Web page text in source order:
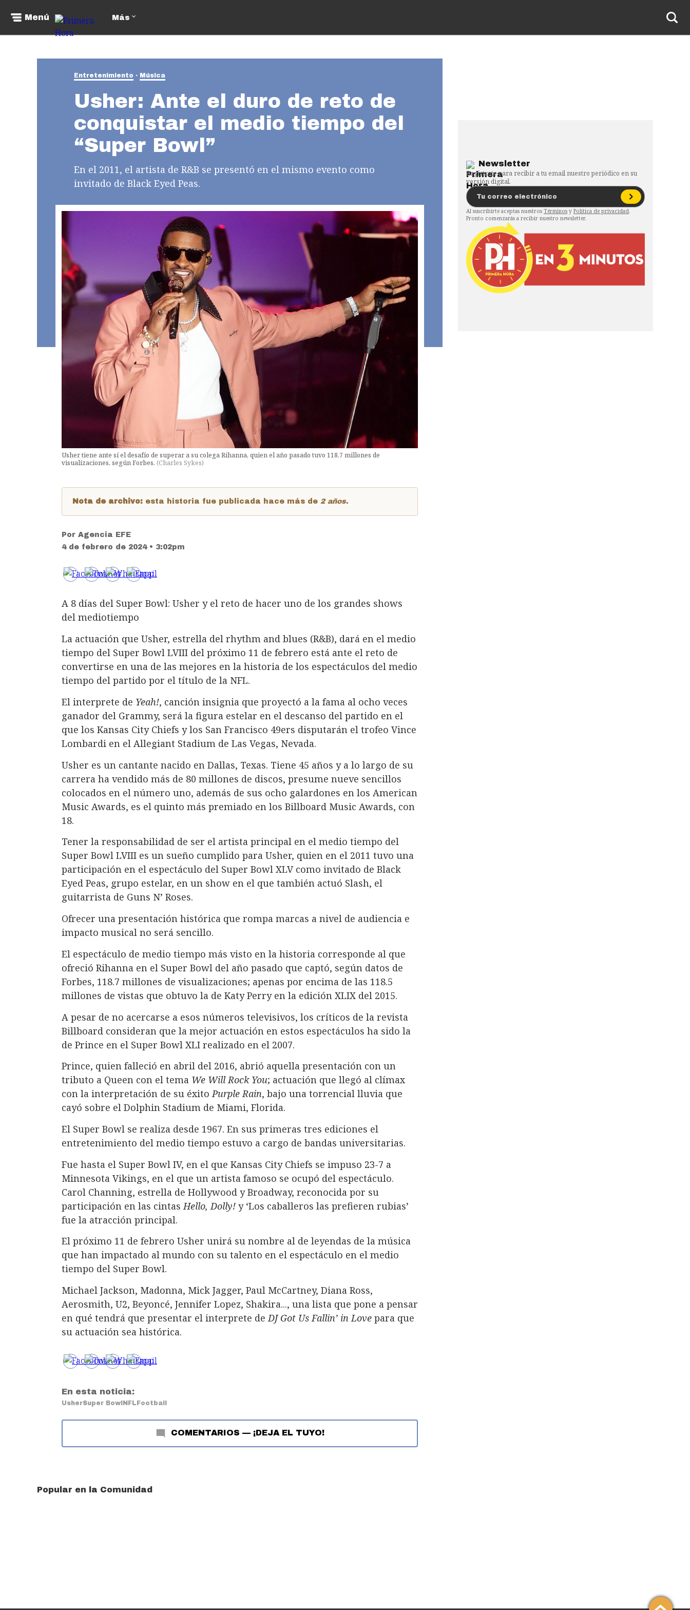
Menú Más
Entretenimiento Música
Usher: Ante el duro de reto de
conquistar el medio tiempo del
“Super Bowl”
En el 2011, el artista de R&B se presentó en el mismo evento como
invitado de Black Eyed Peas.
Usher tiene ante sí el desafío de superar a su colega Rihanna, quien el año pasado tuvo 118.7 millones de
visualizaciones, según Forbes. (Charles Sykes)
Nota de archivo: esta historia fue publicada hace más de 2 años.
Por Agencia EFE
4 de febrero de 2024 • 3:02pm
A 8 días del Super Bowl: Usher y el reto de hacer uno de los grandes shows
del mediotiempo
La actuación que Usher, estrella del rhythm and blues (R&B), dará en el medio
tiempo del Super Bowl LVIII del próximo 11 de febrero está ante el reto de
convertirse en una de las mejores en la historia de los espectáculos del medio
tiempo del partido por el título de la NFL.
El interprete de Yeah!, canción insignia que proyectó a la fama al ocho veces
ganador del Grammy, será la figura estelar en el descanso del partido en el
que los Kansas City Chiefs y los San Francisco 49ers disputarán el trofeo Vince
Lombardi en el Allegiant Stadium de Las Vegas, Nevada.
Usher es un cantante nacido en Dallas, Texas. Tiene 45 años y a lo largo de su
carrera ha vendido más de 80 millones de discos, presume nueve sencillos
colocados en el número uno, además de sus ocho galardones en los American
Music Awards, es el quinto más premiado en los Billboard Music Awards, con
18.
Tener la responsabilidad de ser el artista principal en el medio tiempo del
Super Bowl LVIII es un sueño cumplido para Usher, quien en el 2011 tuvo una
participación en el espectáculo del Super Bowl XLV como invitado de Black
Eyed Peas, grupo estelar, en un show en el que también actuó Slash, el
guitarrista de Guns N’ Roses.
Ofrecer una presentación histórica que rompa marcas a nivel de audiencia e
impacto musical no será sencillo.
El espectáculo de medio tiempo más visto en la historia corresponde al que
ofreció Rihanna en el Super Bowl del año pasado que captó, según datos de
Forbes, 118.7 millones de visualizaciones; apenas por encima de las 118.5
millones de vistas que obtuvo la de Katy Perry en la edición XLIX del 2015.
A pesar de no acercarse a esos números televisivos, los críticos de la revista
Billboard consideran que la mejor actuación en estos espectáculos ha sido la
de Prince en el Super Bowl XLI realizado en el 2007.
Prince, quien falleció en abril del 2016, abrió aquella presentación con un
tributo a Queen con el tema We Will Rock You; actuación que llegó al clímax
con la interpretación de su éxitoPurple Rain, bajo una torrencial lluvia que
cayó sobre el Dolphin Stadium de Miami, Florida.
El Super Bowl se realiza desde 1967. En sus primeras tres ediciones el
entretenimiento del medio tiempo estuvo a cargo de bandas universitarias.
Fue hasta el Super Bowl IV, en el que Kansas City Chiefs se impuso 23-7 a
Minnesota Vikings, en el que un artista famoso se ocupó del espectáculo.
Carol Channing, estrella de Hollywood y Broadway, reconocida por su
participación en las cintas Hello, Dolly! y ‘Los caballeros las prefieren rubias’
fue la atracción principal.
El próximo 11 de febrero Usher unirá su nombre al de leyendas de la música
que han impactado al mundo con su talento en el espectáculo en el medio
tiempo del Super Bowl.
Michael Jackson, Madonna, Mick Jagger, Paul McCartney, Diana Ross,
Aerosmith, U2, Beyoncé, Jennifer Lopez, Shakira..., una lista que pone a pensar
en qué tendrá que presentar el interprete deDJ Got Us Fallin’ in Love para que
su actuación sea histórica.
En esta noticia:
UsherSuper Bowl NFL Football
COMENTARIOS — ¡DEJA EL TUYO!
Popular en la Comunidad
Newsletter
Regístrate para recibir a tu email nuestro periódico en su
versión digital.
Al suscribirte aceptas nuestros Términos y Política de privacidad.
Pronto comenzarás a recibir nuestro newsletter.